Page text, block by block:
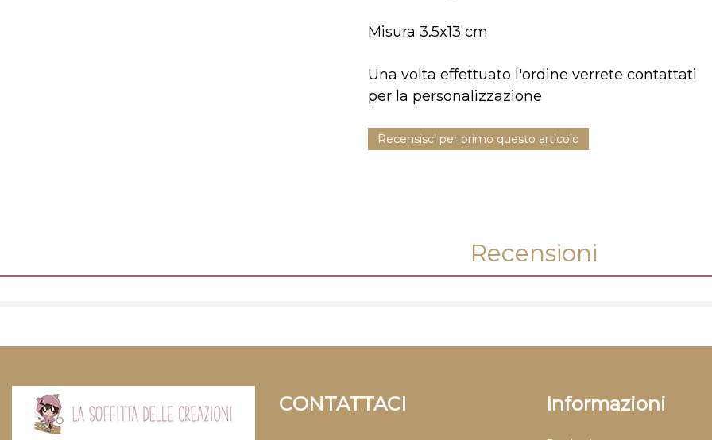
Misura 3.5x13 cm
Una volta effettuato l'ordine verrete contattati
per la personalizzazione
Recensisci per primo questo articolo
Recensioni
CONTATTACI Informazioni